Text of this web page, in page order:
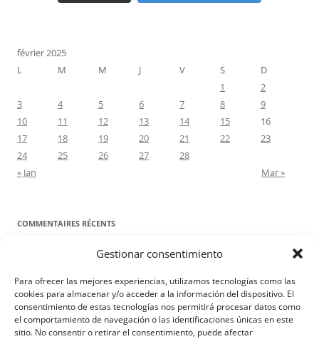
Gestionar consentimiento
Para ofrecer las mejores experiencias, utilizamos tecnologías como las
cookies para almacenar y/o acceder a la información del dispositivo. El
consentimiento de estas tecnologías nos permitirá procesar datos como
el comportamiento de navegación o las identificaciones únicas en este
sitio. No consentir o retirar el consentimiento, puede afectar
février 2025
L
M M J V S
D
1
2
3
4 5 6 7 8
9
10
11 12 13 14 15
16
17
18 19 20 21 22
23
24
25 26 27
28
« Jan
Mar »
COMMENTAIRES RÉCENTS
Proyecto Amor ConyugaldansContre toute attente. Commentaire
pour les époux : Luc 12, 8-12
Manuel MirallesdansContre toute attente. Commentaire pour les
époux : Luc 12, 8-12